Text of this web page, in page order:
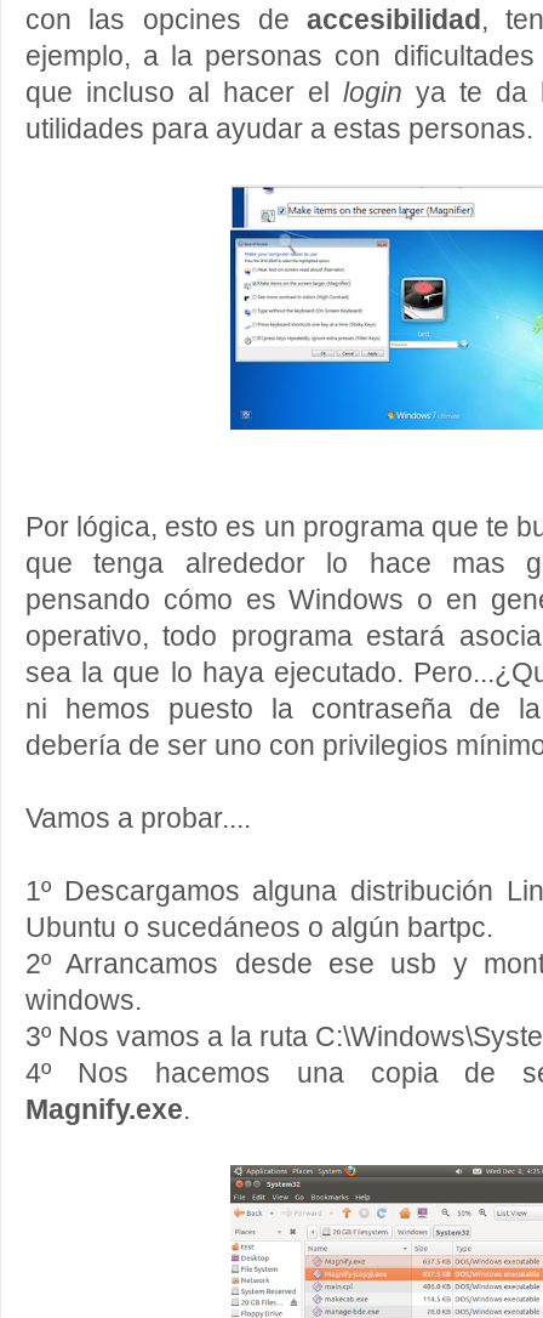
con las opcines de accesibilidad ,
ejemplo, a la personas con
que incluso al hacer el login ya te da
utilidades para ayudar a estas personas.
Por lógica, esto es un programa que te
que tenga alrededor lo hace mas
pensando cómo es Windows o en
operativo, todo programa estará
sea la que lo haya ejecutado.
ni hemos puesto la contraseña de
debería de ser uno con privilegios
Vamos a probar....
1º Descargamos alguna distribución
Ubuntu o sucedáneos o algún bartpc.
2º Arrancamos desde ese usb y
windows.
3º Nos vamos a la ruta
4º Nos hacemos una copia de
Magnify.exe.